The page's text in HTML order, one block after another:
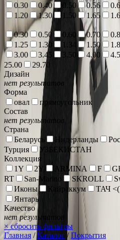
0.30
0.40 0.50 0.56
1.20
1.30 1.50 1.65
0.30 0.50 0.60 0.70
1.25
1.30 1.34 1.50
3.00
3.45 3.50 4.00
25.00
29.70
Дизайн
нет результатов
Форма
овал
прямоугольник
Состав
нет результатов
Страна
Беларусь
Нидерланды
Турция
УЗБЕКИСТАН
Коллекция
1Y
2Y ARMINA F
RT
San-Marino SKROLL
Иконы
Кайраккум ТАЧ
Янтарь
Качество
нет результатов
×сбросить фильтры
Главная /Каталог /Покрытия